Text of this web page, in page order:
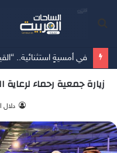
زيارة جمعية رحماء
دلال